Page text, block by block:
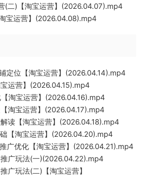
(二)【淘宝运营】(2026.04.07).mp4
宝运营】(2026.04.08).mp4
定位【淘宝运营】(2026.04.14).mp4
运营】(2026.04.15).mp4
淘宝运营】(2026.04.16).mp4
淘宝运营】(2026.04.17).mp4
读【淘宝运营】(2026.04.18).mp4
【淘宝运营】(2026.04.20).mp4
广优化【淘宝运营】(2026.04.21).mp4
广玩法(一)(2026.04.22).mp4
广玩法(二)【淘宝运营】